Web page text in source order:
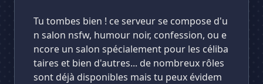
Tu tombes bien ! ce serveur se compose d'u
n salon nsfw, humour noir, confession, ou e
ncore un salon spécialement pour les céliba
taires et bien d'autres... de nombreux rôles
sont déjà disponibles mais tu peux évidem